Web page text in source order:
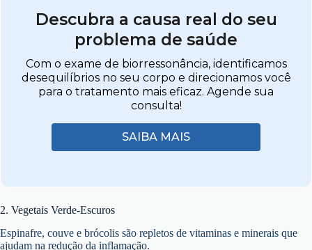
Descubra a causa real do seu
problema de saúde
Com o exame de biorressonância, identificamos
desequilíbrios no seu corpo e direcionamos você
para o tratamento mais eficaz. Agende sua
consulta!
SAIBA MAIS
2. Vegetais Verde-Escuros
Espinafre, couve e brócolis são repletos de vitaminas e minerais que
ajudam na redução da inflamação.